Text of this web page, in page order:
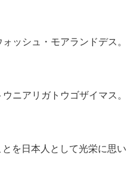
ッシュ・モアランドデス
ニアリガトウゴザイマス
を日本人として光栄に思